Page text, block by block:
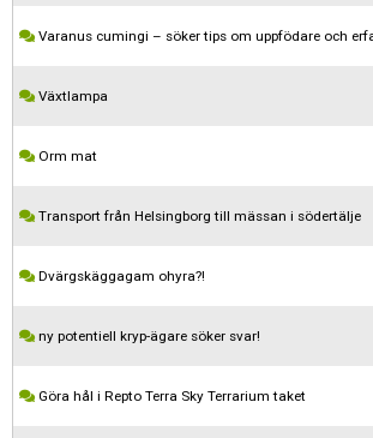
Varanus cumingi – söker tips om uppfödare och
Växtlampa
Orm mat
Transport från Helsingborg till mässan i södertälje
Dvärgskäggagam ohyra?!
ny potentiell kryp-ägare söker svar!
Göra hål i Repto Terra Sky Terrarium taket